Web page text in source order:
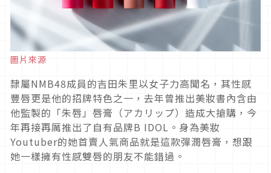
圖片來源
隸屬NMB48成員的吉田朱里以女子力高聞名，其性感
豐唇更是他的招牌特色之一，去年曾推出美妝書內含由
他監製的「朱唇」唇膏（アカリップ）造成大搶購，今
年再接再厲推出了自有品牌B IDOL。身為美妝
Youtuber的她首賣人氣商品就是這款彈潤唇膏，想跟
她一樣擁有性感雙唇的朋友不能錯過。